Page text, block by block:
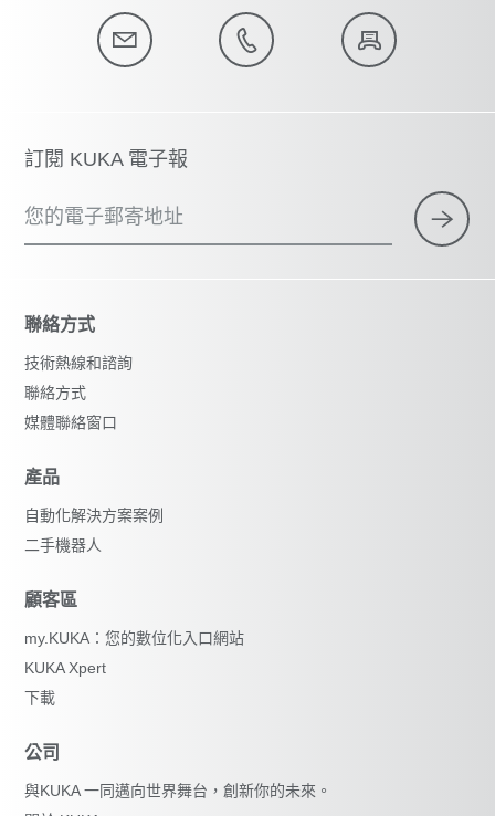
訂閱 KUKA 電子報
您的電子郵寄地址
聯絡方式
技術熱線和諮詢
聯絡方式
媒體聯絡窗口
產品
自動化解決方案案例
二手機器人
顧客區
my.KUKA：您的數位化入口網站
KUKA Xpert
下載
公司
與KUKA 一同邁向世界舞台，創新你的未來。